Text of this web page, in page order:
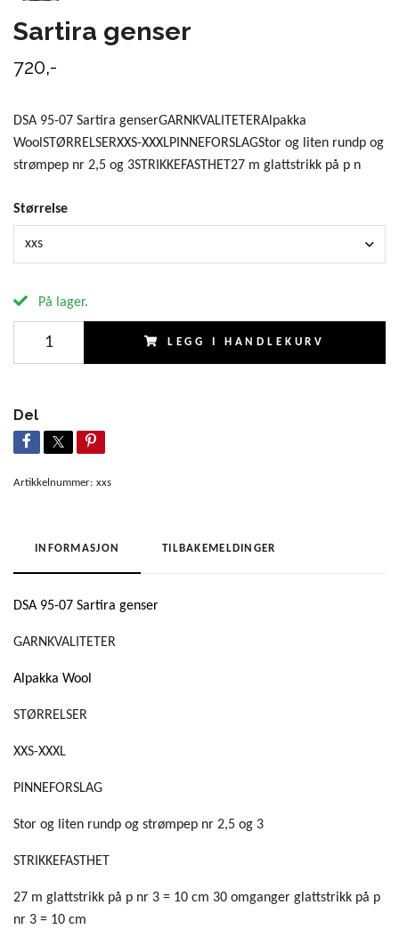
Sartira genser
720,-
DSA 95-07 Sartira genserGARNKVALITETERAlpakka
WoolSTØRRELSERXXS-XXXLPINNEFORSLAGStor og liten rundp og
strømpep nr 2,5 og 3STRIKKEFASTHET27 m glattstrikk på p n
Størrelse
xxs
På lager.
LEGG I HANDLEKURV
Del
Artikkelnummer: xxs
INFORMASJON TILBAKEMELDINGER
DSA 95-07 Sartira genser
GARNKVALITETER
Alpakka Wool
STØRRELSER
XXS-XXXL
PINNEFORSLAG
Stor og liten rundp og strømpep nr 2,5 og 3
STRIKKEFASTHET
27 m glattstrikk på p nr 3 = 10 cm 30 omganger glattstrikk på p
nr 3 = 10 cm